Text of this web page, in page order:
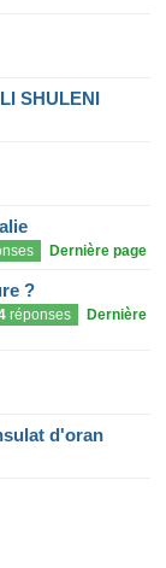
SHULENI
Dernière page
?
réponses
Dernière
d'oran